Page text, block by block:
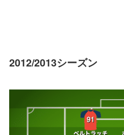
2012/2013シーズン